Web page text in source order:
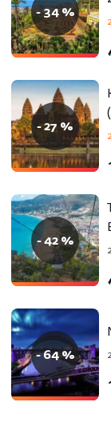
- 34 %
- 27 %
- 42 %
- 64 %